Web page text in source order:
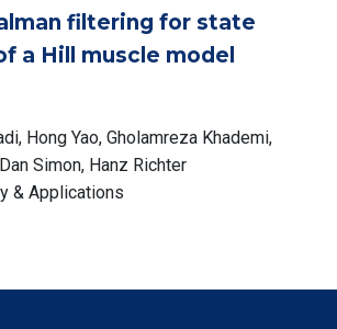
filtering for state
a Hill muscle model
Hong Yao, Gholamreza Khademi,
Simon, Hanz Richter
& Applications